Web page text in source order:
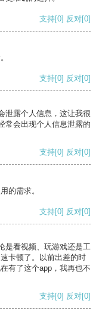
支持[0] 反对[0]
支持[0] 反对[0]
泄露个人信息，这让我很
常会出现个人信息泄露的
支持[0] 反对[0]
的需求。
支持[0] 反对[0]
是看视频、玩游戏还是工
卡顿了。以前出差的时
有了这个app，我再也不
支持[0] 反对[0]